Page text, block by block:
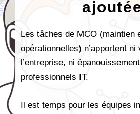
Les tâches de MCO (maintien
opérationnelles) n’apportent ni
l’entreprise, ni
professionnels IT.
Il est temps pour les équipes